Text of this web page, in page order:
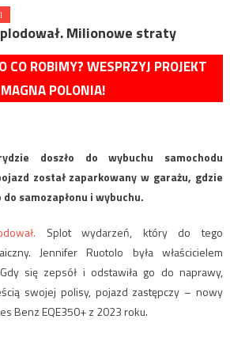
Milionowe straty
CO ROBIMY? WESPRZYJ PROJEKT
MAGNA POLONIA!
doszło do wybuchu samochodu
został zaparkowany w garażu, gdzie
samozapłonu i wybuchu.
Splot wydarzeń, który do tego
Jennifer Ruotolo była właścicielem
się zepsół i odstawiła go do naprawy,
swojej polisy, pojazd zastępczy – nowy
Benz EQE350+ z 2023 roku.